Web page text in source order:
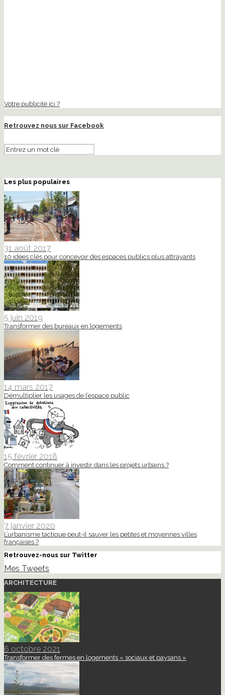
Votre publicité ici ?
Retrouvez nous sur Facebook
Les plus populaires
31 août 2017
10 idées clés pour concevoir des espaces publics plus attrayants
5 juin 2019
Transformer des bureaux en logements
14 mars 2017
Démultiplier les usages de l’espace public
15 février 2018
Comment continuer à investir dans les projets urbains ?
7 janvier 2020
L’urbanisme tactique peut-il sauver les petites et moyennes villes
françaises ?
Retrouvez-nous sur Twitter
Mes Tweets
ARCHITECTURE
6 octobre 2021
Transformer des fermes en logements « sociaux et paysans »